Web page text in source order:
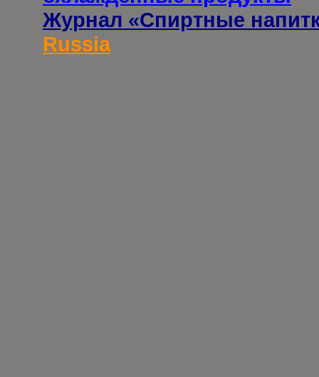
Журнал «Спиртные
Russia